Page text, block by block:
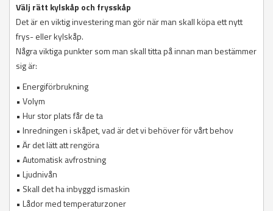
Välj rätt kylskåp och frysskåp
Det är en viktig investering man gör när man skall köpa ett nytt
frys- eller kylskåp.
Några viktiga punkter som man skall titta på innan man bestämmer
sig är:
• Energiförbrukning
• Volym
• Hur stor plats får de ta
• Inredningen i skåpet, vad är det vi behöver för vårt behov
• Är det lätt att rengöra
• Automatisk avfrostning
• Ljudnivån
• Skall det ha inbyggd ismaskin
• Lådor med temperaturzoner